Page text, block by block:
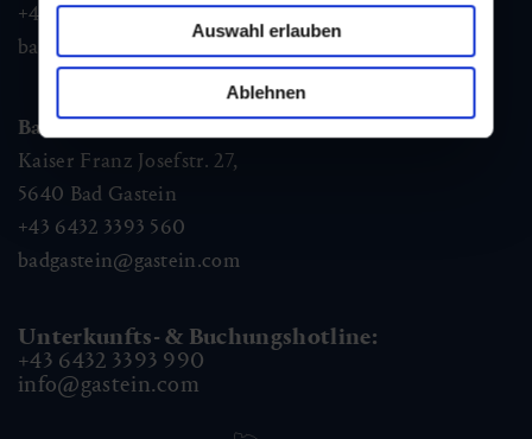
Auswahl erlauben
Ablehnen
+43 6432 3393 260
badhofgastein@gastein.com
Bad Gastein
Kaiser Franz Josefstr. 27,
5640 Bad Gastein
+43 6432 3393 560
badgastein@gastein.com
Unterkunfts- & Buchungshotline:
+43 6432 3393 990
info@gastein.com